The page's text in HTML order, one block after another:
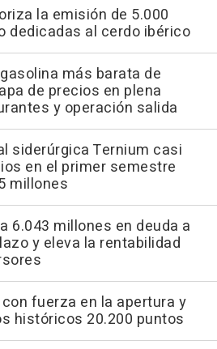
la emisión de 5.000
dedicadas al cerdo ibérico
más barata de
de precios en plena
y operación salida
siderúrgica Ternium casi
en el primer semestre
millones
6.043 millones en deuda a
y eleva la rentabilidad
fuerza en la apertura y
históricos 20.200 puntos